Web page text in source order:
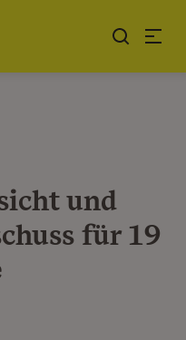
und
für 19